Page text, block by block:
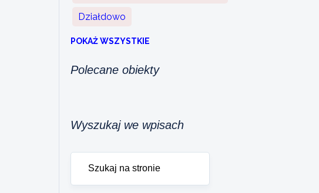
Działdowo
POKAŻ WSZYSTKIE
Polecane obiekty
Wyszukaj we wpisach